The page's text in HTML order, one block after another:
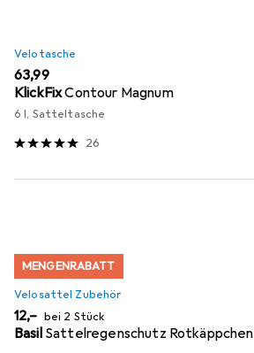
Velotasche
EUR
63,99
KlickFixContour Magnum
6 l, Satteltasche
26
MENGENRABATT
Velosattel Zubehör
EUR
12,– bei 2 Stück
Basil Sattelregenschutz Rotkäppchen